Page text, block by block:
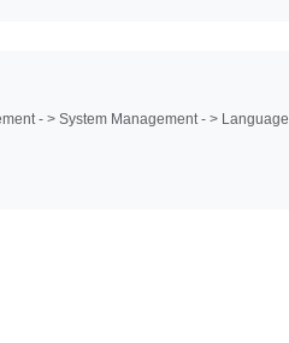
- > System Management - > Language